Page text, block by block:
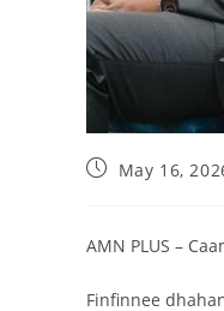
May 16,
AMN PLUS –
Finfinnee